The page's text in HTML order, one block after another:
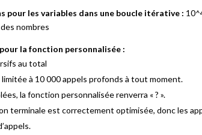
pour les variables dans une boucle itérative :
nombres
la fonction personnalisée :
au total
limitée à 10 000 appels profonds à tout moment.
la fonction personnalisée renverra « ? ».
terminale est correctement optimisée, donc les